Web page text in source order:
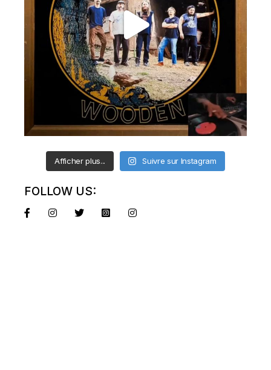
Afficher plus... Suivre sur Instagram
FOLLOW US: